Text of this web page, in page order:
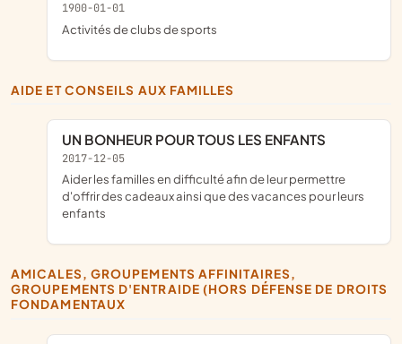
1900-01-01
Activités de clubs de sports
AIDE ET CONSEILS AUX FAMILLES
UN BONHEUR POUR TOUS LES ENFANTS
2017-12-05
aider les familles en difficulté afin de leur permettre
d'offrir des cadeaux ainsi que des vacances pour leurs
enfants
AMICALES, GROUPEMENTS AFFINITAIRES,
GROUPEMENTS D'ENTRAIDE (HORS DÉFENSE DE DROITS
FONDAMENTAUX